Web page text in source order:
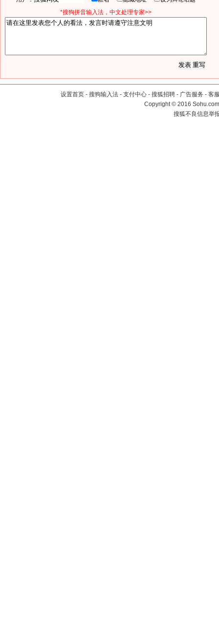
*搜狗拼音输入法，中文处理专家>>
设置首页 - 搜狗输入法 - 支付中心 - 搜狐招聘 - 广告服务 - 客
Copyright©2016
搜狐不良信息举